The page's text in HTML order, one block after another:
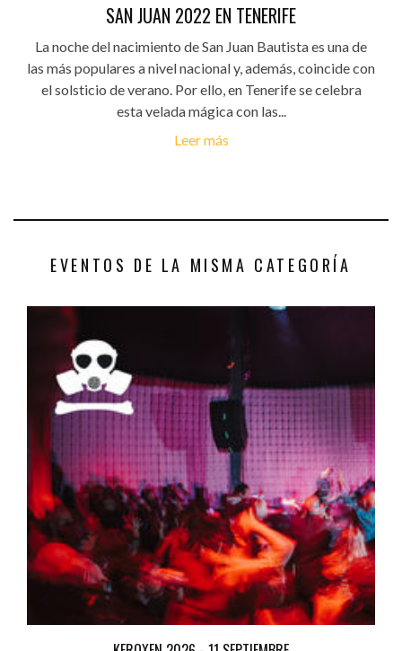
SAN JUAN 2022 EN TENERIFE
La noche del nacimiento de San Juan Bautista es una de
las más populares a nivel nacional y, además, coincide con
el solsticio de verano. Por ello, en Tenerife se celebra
esta velada mágica con las...
Leer más
EVENTOS DE LA MISMA CATEGORÍA